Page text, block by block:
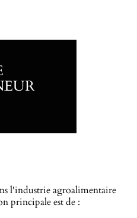
l'industrie agroalimentaire
principale est de :